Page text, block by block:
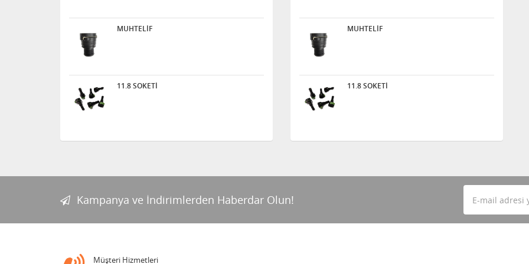
MUHTELİF
11.8 SOKETİ
MUHTELİF
11.8 SOKETİ
Kampanya ve İndirimlerden Haberdar Olun!
Müşteri Hizmetleri